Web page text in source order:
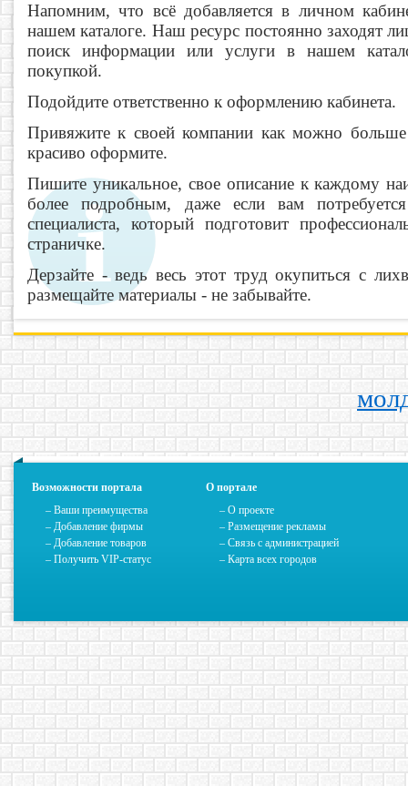
Напомним, что всё добавляется в личном
нашем каталоге. Наш ресурс постоянно заходят
поиск информации или услуги в нашем
покупкой.
Подойдите ответственно к оформлению кабинета.
Привяжите к своей компании как можно больше
красиво оформите.
Пишите уникальное, свое описание к каждому
более подробным, даже если вам
специалиста, который подготовит
страничке.
Дерзайте - ведь весь этот труд окупиться с
размещайте материалы - не забывайте.
Возможности портала
– Ваши преимущества
– Добавление фирмы
– Добавление товаров
– Получить VIP-статус
О портале
– О проекте
– Размещение рекламы
– Связь с администрацией
– Карта всех городов